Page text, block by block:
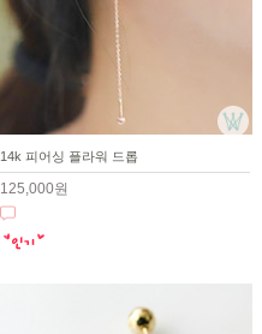
14k 피어싱 플라워 드롭
125,000원